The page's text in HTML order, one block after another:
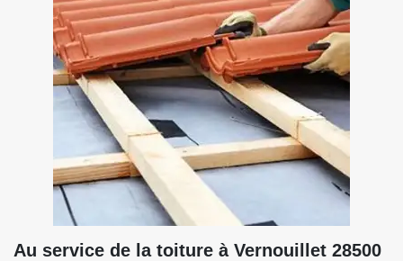
Au service de la toiture à Vernouillet 28500